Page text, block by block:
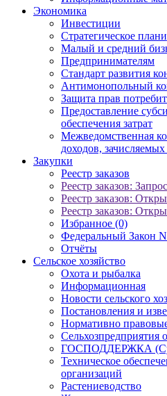
Экономика
Инвестиции
Стратегическое
Малый и средний
Предпринимателям
Стандарт развития
Антимонопольный
Защита прав
Предоставление
обеспечения затрат
Межведомственная
доходов,
Закупки
Реестр заказов
Реестр заказов:
Реестр заказов:
Реестр заказов:
Избранное (0)
Федеральный Закон
Отчёты
Сельское хозяйство
Охота и рыбалка
Информационная
Новости сельского
Постановления и
Нормативно
Сельхозпредприятия
ГОСПОДДЕРЖКА
Техническое
организаций
Растениеводство